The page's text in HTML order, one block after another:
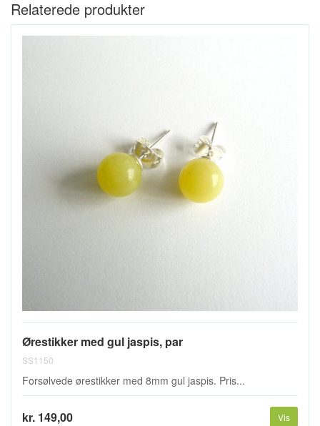
Relaterede produkter
Ørestikker med gul jaspis, par
SS1150
Forsølvede ørestikker med 8mm gul jaspis. Pris...
kr. 149,00 Vis